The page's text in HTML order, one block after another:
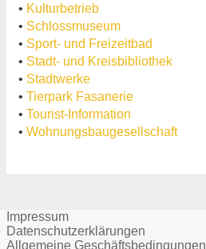
• Kulturbetrieb
• Schlossmuseum
• Sport- und Freizeitbad
• Stadt- und Kreisbibliothek
• Stadtwerke
• Tierpark Fasanerie
• Tourist-Information
• Wohnungsbaugesellschaft
Impressum
Datenschutzerklärungen
Allgemeine Geschäftsbedingungen